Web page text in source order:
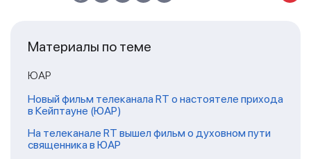
Материалы по теме
ЮАР
Новый фильм телеканала RT о настоятеле прихода
в Кейптауне (ЮАР)
На телеканале RT вышел фильм о духовном пути
священника в ЮАР